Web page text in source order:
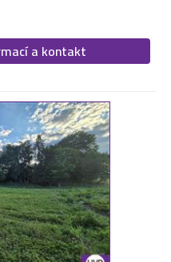
a kontakt